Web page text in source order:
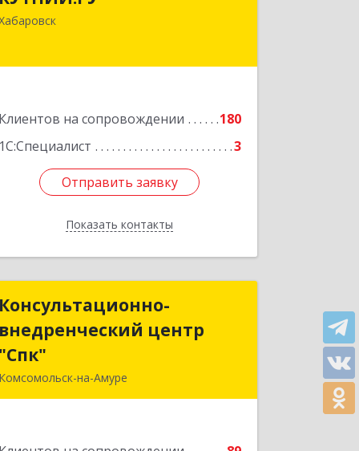
Клиентов на сопровождении
180
1С:Специалист
3
Отправить заявку
Показать контакты
г, Шевчука ул, дом № 42, оф.505
Подробнее
Отправить заявку
Назад
Консультационно-
внедренческий центр
"Спк"
Комсомольск-на-Амуре
Консультационно-
внедренческий центр